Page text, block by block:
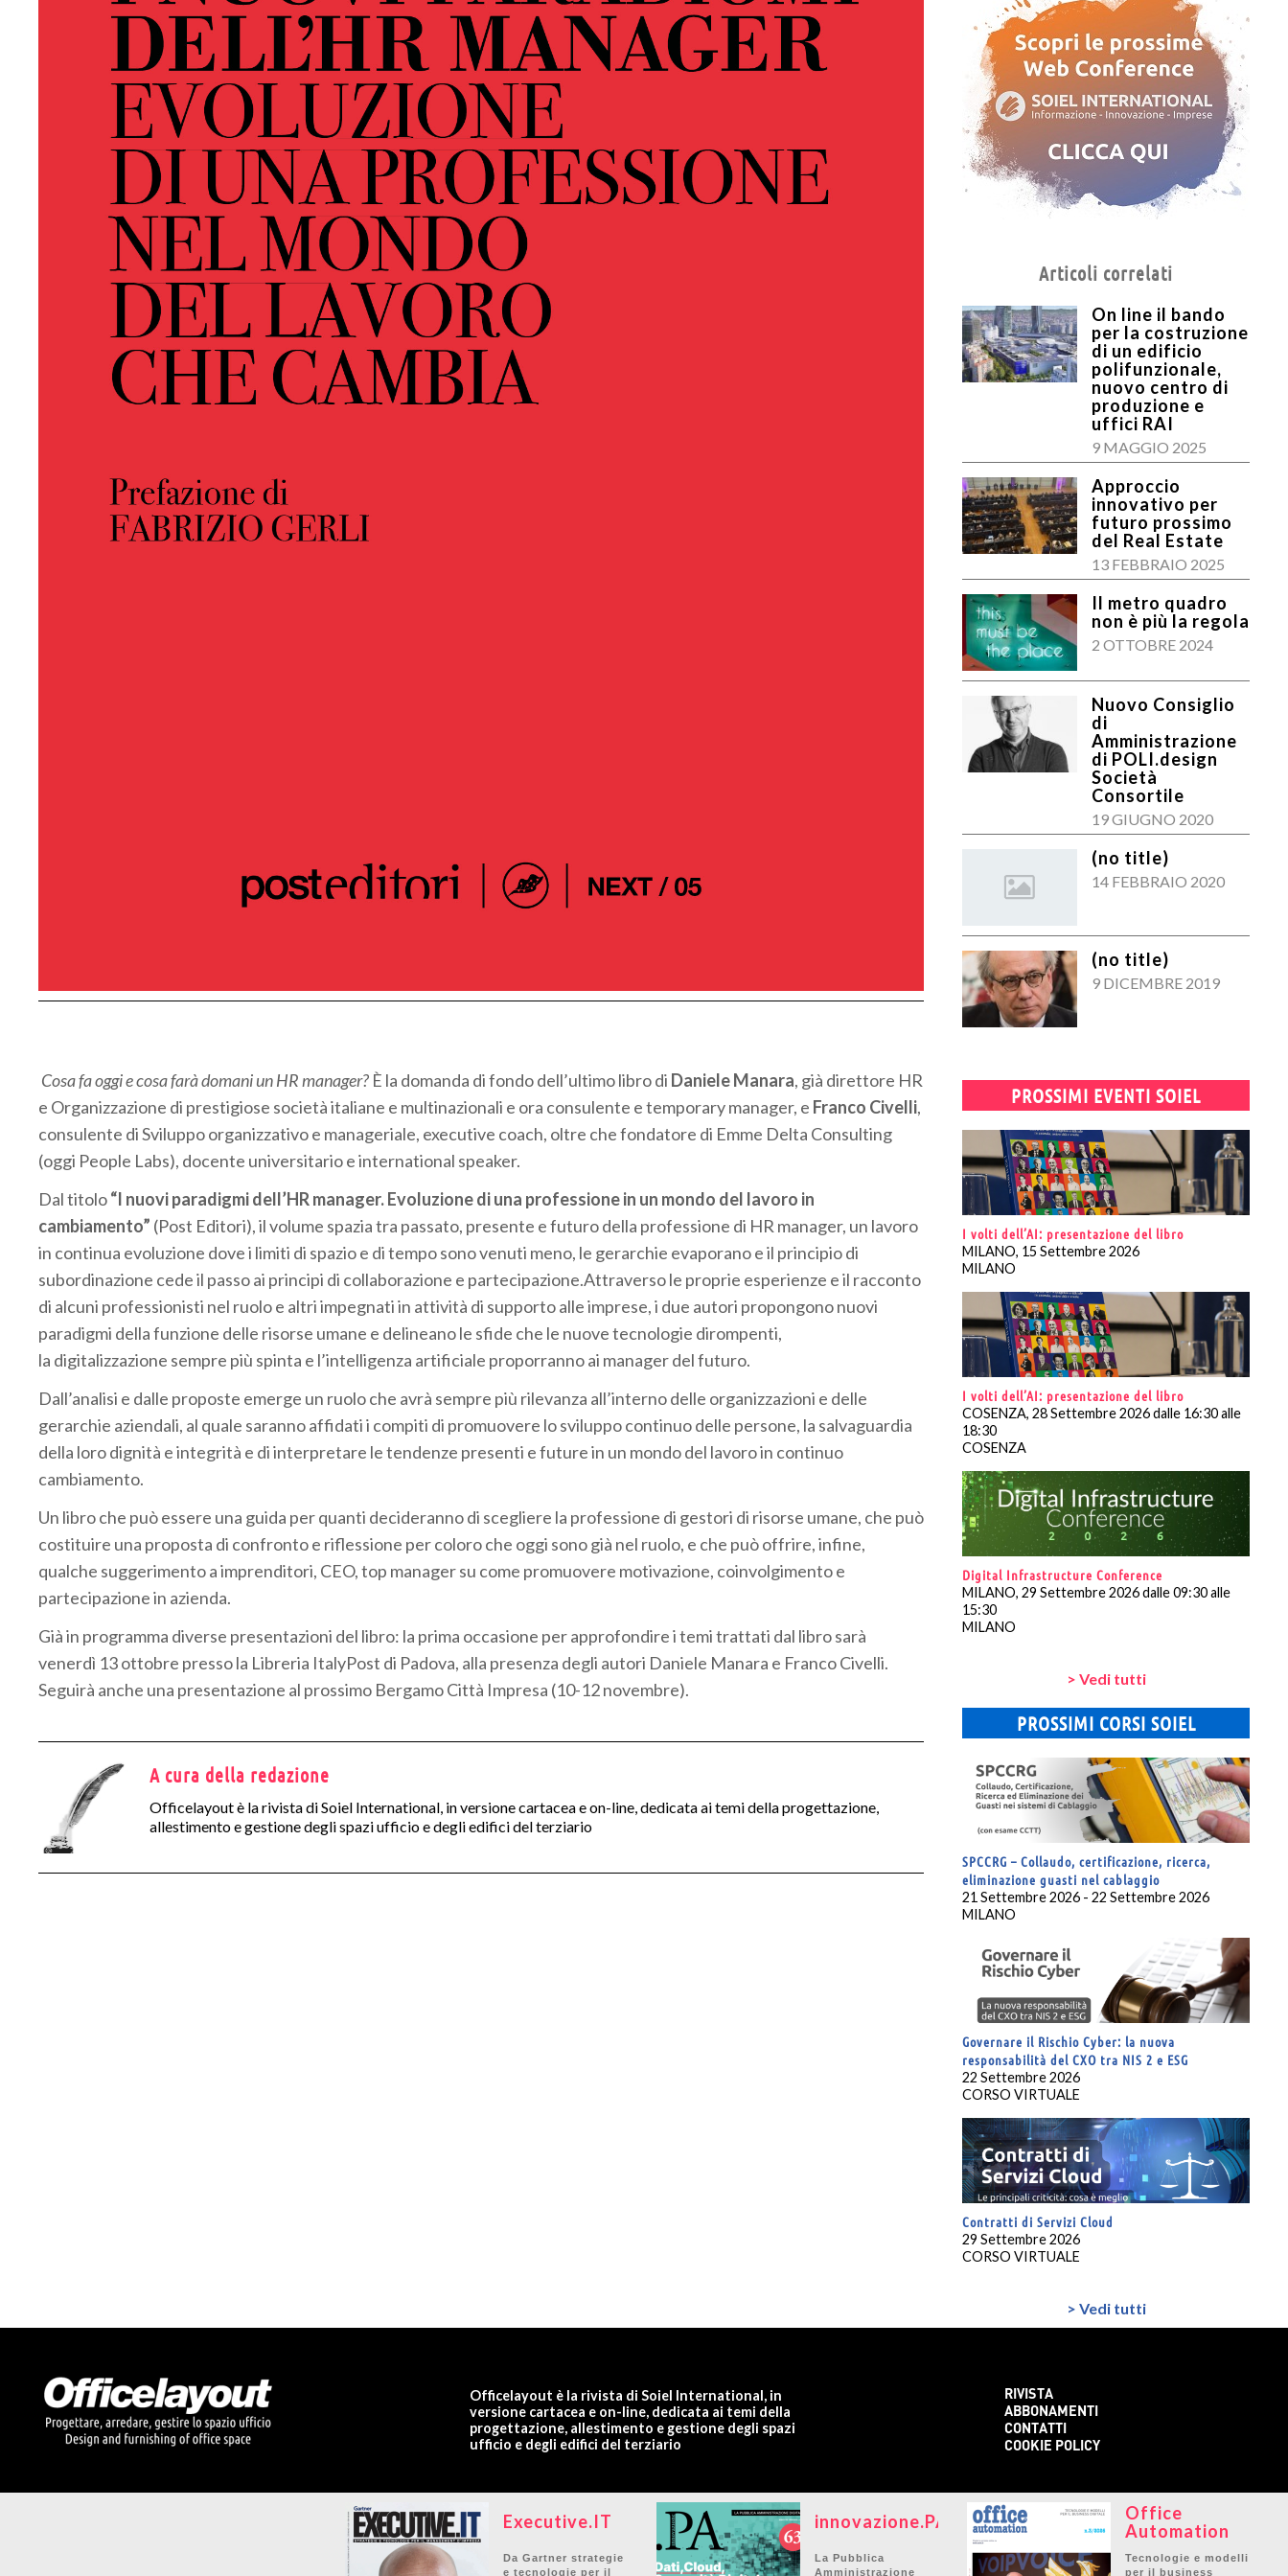
Cosa fa oggi e cosa farà domani un HR manager? È la domanda di fondo dell’ultimo libro di Daniele Manara, già direttore HR
e Organizzazione di prestigiose società italiane e multinazionali e ora consulente e temporary manager, e Franco Civelli,
consulente di Sviluppo organizzativo e manageriale, executive coach, oltre che fondatore di Emme Delta Consulting
(oggi People Labs), docente universitario e international speaker.
Dal titolo“I nuovi paradigmi dell’HR manager. Evoluzione di una professione in un mondo del lavoro in
cambiamento” (Post Editori), il volume spazia tra passato, presente e futuro della professione di HR manager, un lavoro
in continua evoluzione dove i limiti di spazio e di tempo sono venuti meno, le gerarchie evaporano e il principio di
subordinazione cede il passo ai principi di collaborazione e partecipazione.Attraverso le proprie esperienze e il racconto
di alcuni professionisti nel ruolo e altri impegnati in attività di supporto alle imprese, i due autori propongono nuovi
paradigmi della funzione delle risorse umane e delineano le sfide che le nuove tecnologie dirompenti,
la digitalizzazione sempre più spinta e l’intelligenza artificiale proporranno ai manager del futuro.
Dall’analisi e dalle proposte emerge un ruolo che avrà sempre più rilevanza all’interno delle organizzazioni e delle
gerarchie aziendali, al quale saranno affidati i compiti di promuovere lo sviluppo continuo delle persone, la salvaguardia
della loro dignità e integrità e di interpretare le tendenze presenti e future in un mondo del lavoro in continuo
cambiamento.
Un libro che può essere una guida per quanti decideranno di scegliere la professione di gestori di risorse umane, che può
costituire una proposta di confronto e riflessione per coloro che oggi sono già nel ruolo, e che può offrire, infine,
qualche suggerimento a imprenditori, CEO, top manager su come promuovere motivazione, coinvolgimento e
partecipazione in azienda.
Già in programma diverse presentazioni del libro: la prima occasione per approfondire i temi trattati dal libro sarà
venerdì 13 ottobre presso la Libreria ItalyPost di Padova, alla presenza degli autori Daniele Manara e Franco Civelli.
Seguirà anche una presentazione al prossimo Bergamo Città Impresa (10-12 novembre).
A cura della redazione
Officelayout è la rivista di Soiel International, in versione cartacea e on-line, dedicata ai temi della progettazione,
allestimento e gestione degli spazi ufficio e degli edifici del terziario
Articoli correlati
On line il bando
per la costruzione
di un edificio
polifunzionale,
nuovo centro di
produzione e
uffici RAI
9 MAGGIO 2025
Approccio
innovativo per
futuro prossimo
del Real Estate
13 FEBBRAIO 2025
Il metro quadro
non è più la regola
2 OTTOBRE 2024
Nuovo Consiglio
di
Amministrazione
di POLI.design
Società
Consortile
19 GIUGNO 2020
(no title)
14 FEBBRAIO 2020
(no title)
9 DICEMBRE 2019
PROSSIMI EVENTI SOIEL
I volti dell’AI: presentazione del libro
MILANO, 15 Settembre 2026
MILANO
I volti dell’AI: presentazione del libro
COSENZA, 28 Settembre 2026 dalle 16:30 alle
18:30
COSENZA
Digital Infrastructure Conference
MILANO, 29 Settembre 2026 dalle 09:30 alle
15:30
MILANO
> Vedi tutti
PROSSIMI CORSI SOIEL
SPCCRG – Collaudo, certificazione, ricerca,
eliminazione guasti nel cablaggio
21 Settembre 2026 - 22 Settembre 2026
MILANO
Governare il Rischio Cyber: la nuova
responsabilità del CXO tra NIS 2 e ESG
22 Settembre 2026
CORSO VIRTUALE
Contratti di Servizi Cloud
29 Settembre 2026
CORSO VIRTUALE
> Vedi tutti
Officelayout è la rivista di Soiel International, in
versione cartacea e on-line, dedicata ai temi della
progettazione, allestimento e gestione degli spazi
ufficio e degli edifici del terziario
RIVISTA
ABBONAMENTI
CONTATTI
COOKIE POLICY
Executive.IT
Da Gartner strategie
e tecnologie per il
innovazione.PA
La Pubblica
Amministrazione
Office
Automation
Tecnologie e modelli
per il business